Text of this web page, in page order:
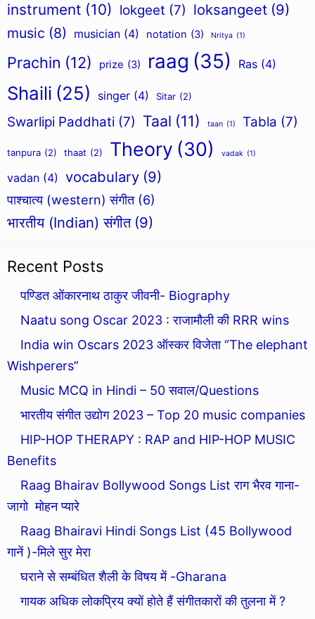
instrument (10) lokgeet (7) loksangeet (9)
music (8) musician (4) notation (3) Nritya (1)
Prachin (12) prize (3) raag (35) Ras (4)
Shaili (25) singer (4) Sitar (2)
Swarlipi Paddhati (7) Taal (11) taan (1) Tabla (7)
tanpura (2) thaat (2) Theory (30) vadak (1)
vadan (4) vocabulary (9)
पाश्चात्य (western) संगीत (6)
भारतीय (Indian) संगीत (9)
Recent Posts
पण्डित ओंकारनाथ ठाकुर जीवनी- Biography
Naatu song Oscar 2023 : राजामौली की RRR wins
India win Oscars 2023 ऑस्कर विजेता “The elephant
Wishperers”
Music MCQ in Hindi – 50 सवाल/Questions
भारतीय संगीत उद्योग 2023 – Top 20 music companies
HIP-HOP THERAPY : RAP and HIP-HOP MUSIC
Benefits
Raag Bhairav Bollywood Songs List राग भैरव गाना-
जागो मोहन प्यारे
Raag Bhairavi Hindi Songs List (45 Bollywood
गानें )-मिले सुर मेरा
घराने से सम्बंधित शैली के विषय में -Gharana
गायक अधिक लोकप्रिय क्यों होते हैं संगीतकारों की तुलना में ?